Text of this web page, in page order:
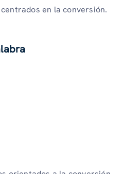
en la conversión.